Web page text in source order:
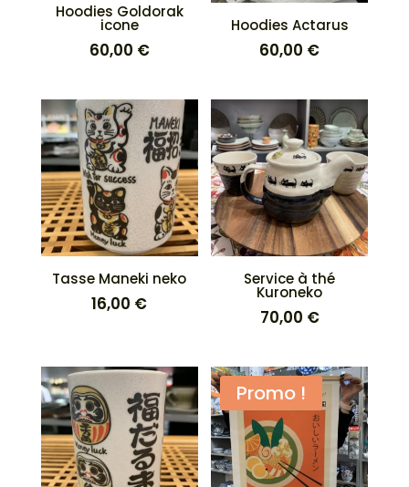
Hoodies Goldorak
icone
60,00 €
Hoodies Actarus
60,00 €
Tasse Maneki neko
16,00 €
Service à thé
Kuroneko
70,00 €
Promo !